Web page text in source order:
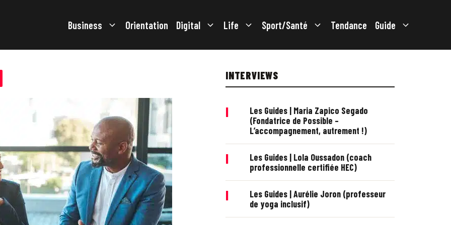
Business Orientation Digital Life Sport/Santé Tendance Guide
INTERVIEWS
|
Les Guides | Maria Zapico Segado
(Fondatrice de Possible –
L’accompagnement, autrement !)
|
Les Guides | Lola Oussadon (coach
professionnelle certifiée HEC)
|
Les Guides | Aurélie Joron (professeur
de yoga inclusif)